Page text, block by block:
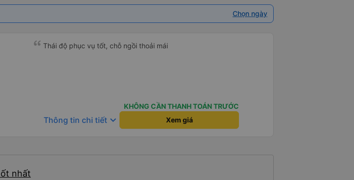
Chọn ngày
Thái độ phục vụ tốt, chỗ ngồi thoải mái
KHÔNG CẦN THANH TOÁN TRƯỚC
Thông tin chi tiết keyboard_arrow_down Xem giá
nhất